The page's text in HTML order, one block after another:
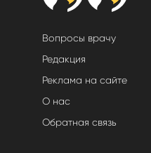
Вопросы врачу
Редакция
Реклама на сайте
О нас
Обратная связь